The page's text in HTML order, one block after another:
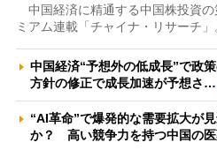
中国経済に精通する中国株投資の
ミアム連載「チャイナ・リサーチ」
中国経済“予想外の低成長”で政
方針の修正で成長加速が予想さ…
“AI革命”で爆発的な需要拡大が
か？ 高い競争力を持つ中国の